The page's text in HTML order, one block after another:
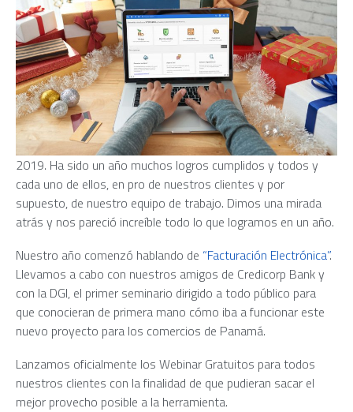
2019. Ha sido un año muchos logros cumplidos y todos y
cada uno de ellos, en pro de nuestros clientes y por
supuesto, de nuestro equipo de trabajo. Dimos una mirada
atrás y nos pareció increíble todo lo que logramos en un año.
Nuestro año comenzó hablando de “Facturación Electrónica”.
Llevamos a cabo con nuestros amigos de Credicorp Bank y
con la DGI, el primer seminario dirigido a todo público para
que conocieran de primera mano cómo iba a funcionar este
nuevo proyecto para los comercios de Panamá.
Lanzamos oficialmente los Webinar Gratuitos para todos
nuestros clientes con la finalidad de que pudieran sacar el
mejor provecho posible a la herramienta.